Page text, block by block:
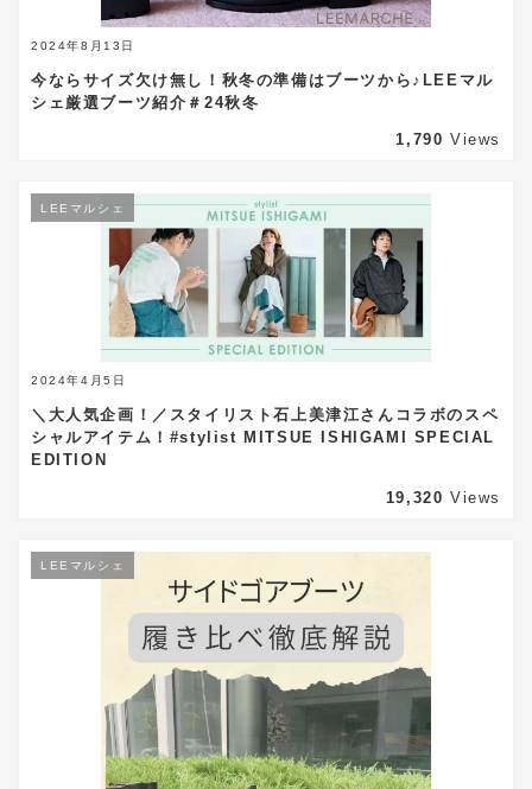
2024年8月13日
今ならサイズ欠け無し！秋冬の準備はブーツから♪LEEマル
シェ厳選ブーツ紹介＃24秋冬
1,790 Views
2024年4月5日
LEEマルシェ
＼大人気企画！／スタイリスト石上美津江さんコラボのスペ
シャルアイテム！#stylist MITSUE ISHIGAMI SPECIAL
EDITION
19,320 Views
LEEマルシェ